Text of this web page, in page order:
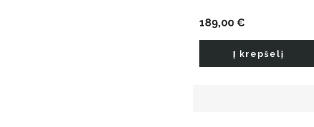
189,00 €
Į krepšelį